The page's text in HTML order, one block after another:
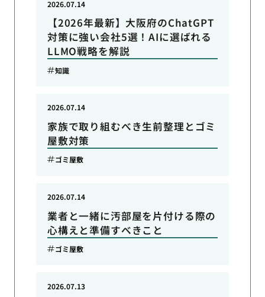
【2026年最新】大阪府のChatGPT
対策に強い会社5選！AIに選ばれる
LLMO戦略を解説
2026.07.14
知識
家族で取り組むべき生前整理とゴミ
屋敷対策
2026.07.14
ゴミ屋敷
業者と一緒に汚部屋を片付ける際の
心構えと準備すべきこと
2026.07.14
ゴミ屋敷
2026.07.13